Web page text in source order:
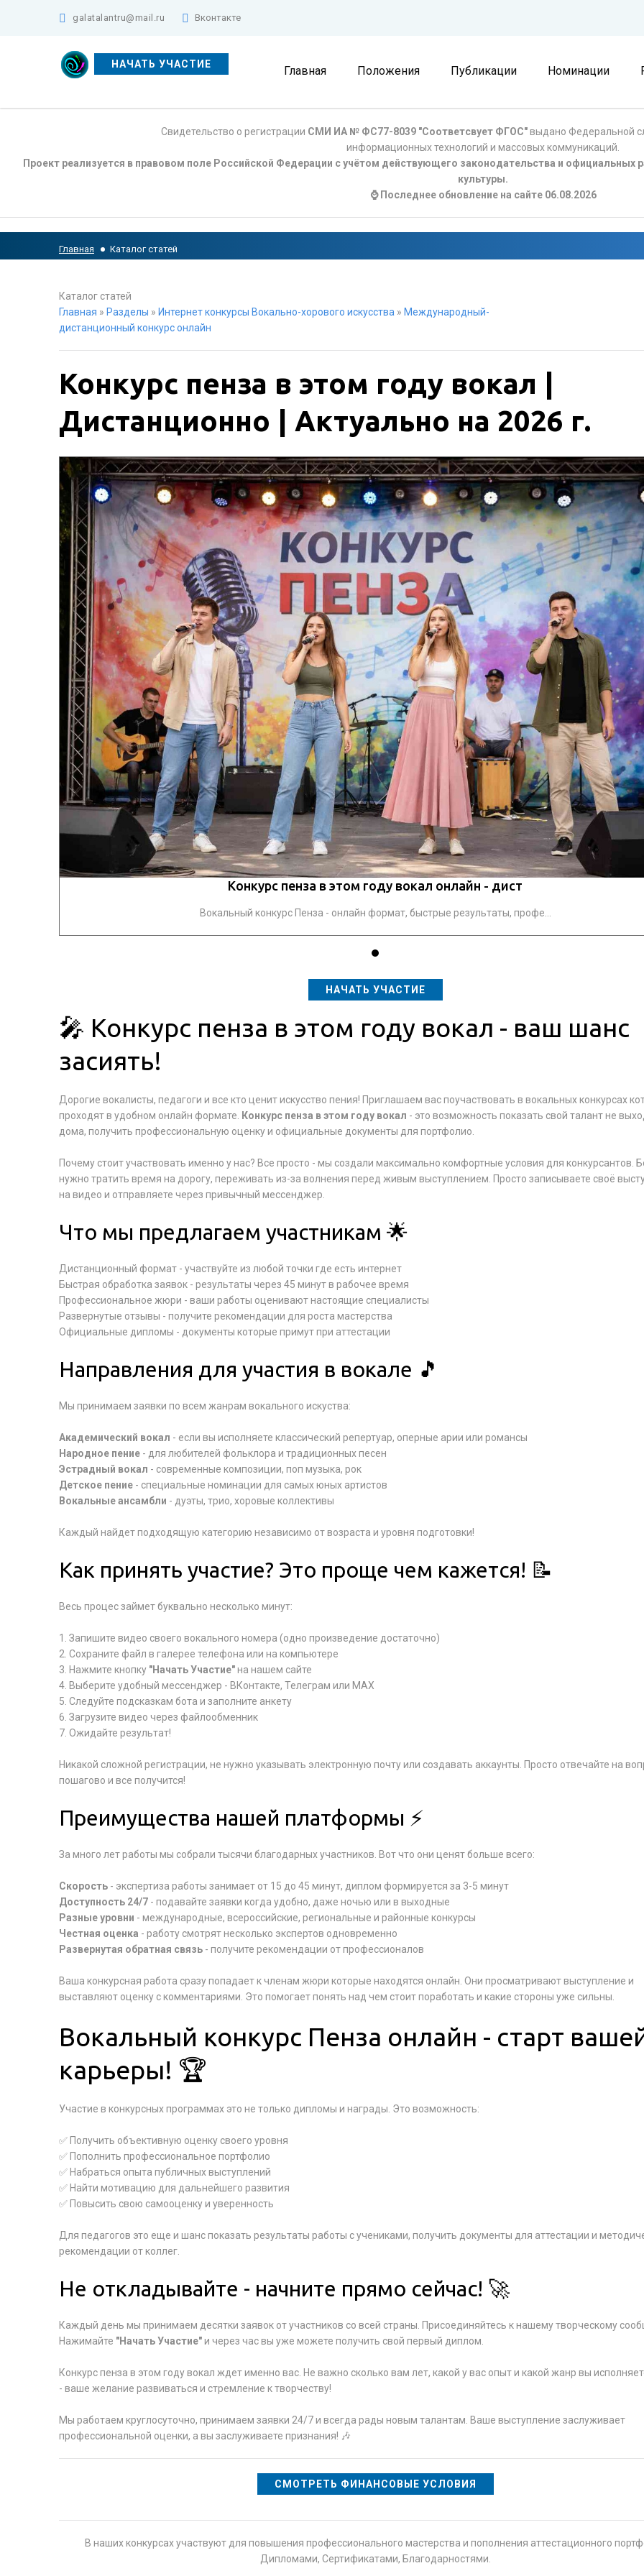
galatalantru@mail.ru Вконтакте
НАЧАТЬ УЧАСТИЕ
Главная Положения Публикации Номинации
Свидетельство о регистрации СМИ ИА № ФС77-8039 "Соответсвует ФГОС"выдано Федеральной
информационных технологий и массовых коммуникаций.
Проект реализуется в правовом поле Российской Федерации с учётом действующего законодательства и официальных
культуры.
⌚ Последнее обновление на сайте 06.08.2026
Главная Каталог статей
Каталог статей
Главная » Разделы » Интернет конкурсы Вокально-хорового искусства » Международный-
дистанционный конкурс онлайн
Конкурс пенза в этом году вокал |
Дистанционно | Актуально на 2026 г.
Конкурс пенза в этом году вокал онлайн - дист
Вокальный конкурс Пенза - онлайн формат, быстрые результаты, профе...
НАЧАТЬ УЧАСТИЕ
🎤 Конкурс пенза в этом году вокал - ваш шанс
засиять!
Дорогие вокалисты, педагоги и все кто ценит искусство пения! Приглашаем вас поучаствовать в вокальных конкурсах
проходят в удобном онлайн формате.
Конкурс пенза в этом году вокал - это возможность показать свой талант не
дома, получить профессиональную оценку и официальные документы для портфолио.
Почему стоит участвовать именно у нас? Все просто - мы создали максимально комфортные условия для конкурсантов.
нужно тратить время на дорогу, переживать из-за волнения перед живым выступлением. Просто записываете своё
на видео и отправляете через привычный мессенджер.
Что мы предлагаем участникам 🌟
Дистанционный формат - участвуйте из любой точки где есть интернет
Быстрая обработка заявок - результаты через 45 минут в рабочее время
Профессиональное жюри - ваши работы оценивают настоящие специалисты
Развернутые отзывы - получите рекомендации для роста мастерства
Официальные дипломы - документы которые примут при аттестации
Направления для участия в вокале 🎵
Мы принимаем заявки по всем жанрам вокального искуства:
Академический вокал - если вы исполняете классический репертуар, оперные арии или романсы
Народное пение - для любителей фольклора и традиционных песен
Эстрадный вокал - современные композиции, поп музыка, рок
Детское пение - специальные номинации для самых юных артистов
Вокальные ансамбли - дуэты, трио, хоровые коллективы
Каждый найдет подходящую категорию независимо от возраста и уровня подготовки!
Как принять участие? Это проще чем кажется! 📝
Весь процес займет буквально несколько минут:
1. Запишите видео своего вокального номера (одно произведение достаточно)
2. Сохраните файл в галерее телефона или на компьютере
3. Нажмите кнопку "Начать Участие"на нашем сайте
4. Выберите удобный мессенджер - ВКонтакте, Телеграм или MAX
5. Следуйте подсказкам бота и заполните анкету
6. Загрузите видео через файлообменник
7. Ожидайте результат!
Никакой сложной регистрации, не нужно указывать электронную почту или создавать аккаунты. Просто отвечайте на
пошагово и все получится!
Преимущества нашей платформы ⚡
За много лет работы мы собрали тысячи благодарных участников. Вот что они ценят больше всего:
Скорость - экспертиза работы занимает от 15 до 45 минут, диплом формируется за 3-5 минут
Доступность 24/7 - подавайте заявки когда удобно, даже ночью или в выходные
Разные уровни - международные, всероссийские, региональные и районные конкурсы
Честная оценка - работу смотрят несколько экспертов одновременно
Развернутая обратная связь - получите рекомендации от профессионалов
Ваша конкурсная работа сразу попадает к членам жюри которые находятся онлайн. Они просматривают выступление и
выставляют оценку с комментариями. Это помогает понять над чем стоит поработать и какие стороны уже сильны.
Вокальный конкурс Пенза онлайн - старт
карьеры! 🏆
Участие в конкурсных программах это не только дипломы и награды. Это возможность:
✅ Получить объективную оценку своего уровня
✅ Пополнить профессиональное портфолио
✅ Набраться опыта публичных выступлений
✅ Найти мотивацию для дальнейшего развития
✅ Повысить свою самооценку и уверенность
Для педагогов это еще и шанс показать результаты работы с учениками, получить документы для аттестации и
рекомендации от коллег.
Не откладывайте - начните прямо сейчас! 🚀
Каждый день мы принимаем десятки заявок от участников со всей страны. Присоединяйтесь к нашему творческому
Нажимайте "Начать Участие"и через час вы уже можете получить свой первый диплом.
Конкурс пенза в этом году вокал ждет именно вас. Не важно сколько вам лет, какой у вас опыт и какой жанр вы
- ваше желание развиваться и стремление к творчеству!
Мы работаем круглосуточно, принимаем заявки 24/7 и всегда рады новым талантам. Ваше выступление заслуживает
профессиональной оценки, а вы заслуживаете признания! 🎶
СМОТРЕТЬ ФИНАНСОВЫЕ УСЛОВИЯ
В наших конкурсах участвуют для повышения профессионального мастерства и пополнения аттестационного
Дипломами, Сертификатами, Благодарностями.